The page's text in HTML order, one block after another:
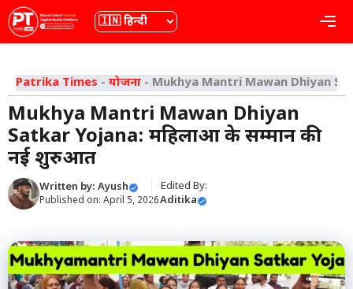
Skip
to
content
भाषा
Patrika Times - योजना - Mukhya Mantri Mawan Dhiyan
Mukhya Mantri Mawan Dhiyan
Satkar Yojana: महिलाओं के सम्मान की
नई शुरुआत
Written by: Ayush
Published on: April 5, 2026
Edited By:
Aditika